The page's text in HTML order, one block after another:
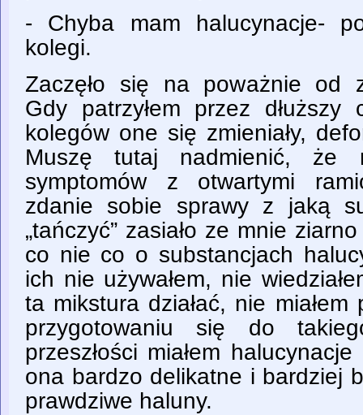
- Chyba mam halucynacje-
kolegi.
Zaczęło się na poważnie od
Gdy patrzyłem przez
kolegów one się zmieniały,
Muszę tutaj nadmienić, że
symptomów z otwartymi
zdanie sobie sprawy z jaką
„tańczyć” zasiało ze mnie
co nie co o substancjach
ich nie używałem, nie
ta mikstura działać, nie
przygotowaniu się do
przeszłości miałem
ona bardzo delikatne i bardziej
prawdziwe haluny.